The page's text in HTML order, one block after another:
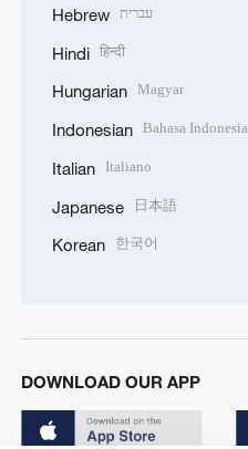
Hebrew עברית
Hindi हिन्दी
Hungarian Magyar
Indonesian Bahasa Indonesia
Italian Italiano
Japanese 日本語
Korean 한국어
DOWNLOAD OUR APP